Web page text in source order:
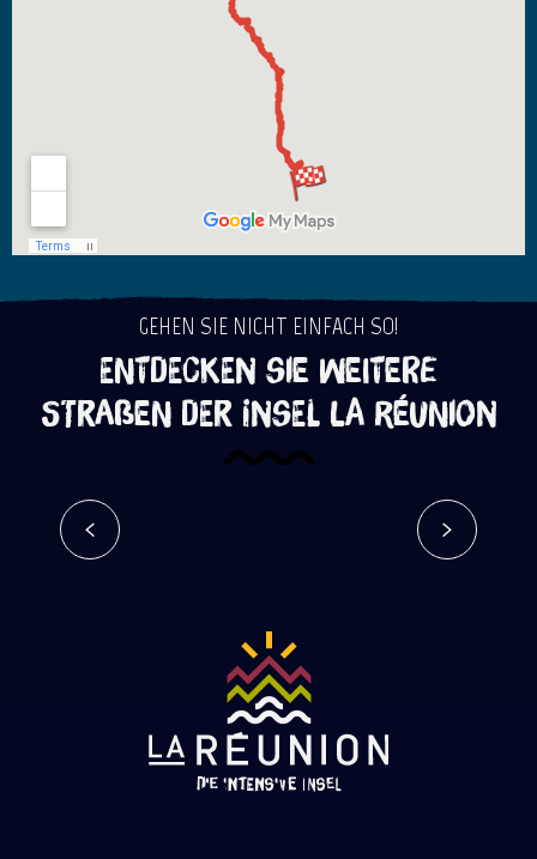
GEHEN SIE NICHT EINFACH SO!
Entdecken Sie weitere
Straßen der Insel La Réunion